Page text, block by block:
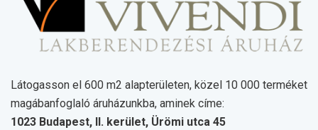
Látogasson el 600 m2 alapterületen, közel 10 000 terméket
magábanfoglaló áruházunkba, aminek címe:
1023 Budapest, II. kerület, Ürömi utca 45